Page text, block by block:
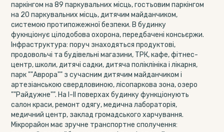
паркінгом на 89 паркувальних місць, гостьовим паркінгом
на 20 паркувальних місць, дитячим майданчиком,
системою протипожежної безпеки. В будинку
фукнціонує цілодобова охорона, передбачені консьєржи.
Інфраструктура: поруч знаходяться продуктові,
продовольчі та будівельні магазини, ТРК, кафе, фітнес-
центр, школи, дитячі садки, дитяча поліклініка і лікарня,
парк ""Аврора"" з сучасним дитячим майданчиком і
артезіанською свердловиною, лісопаркова зона, озеро
""Райдужне"". На І-ІІ поверхах будинку функціонують
салон краси, ремонт одягу, медична лабораторія,
медичний центр, заклад громадського харчування.
Мікрорайон має зручне транспортне сполучення: